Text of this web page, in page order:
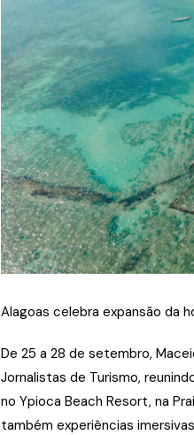
Alagoas celebra expansão da
De 25 a 28 de setembro,
Jornalistas de Turismo,
no Ypioca Beach Resort, na
também experiências